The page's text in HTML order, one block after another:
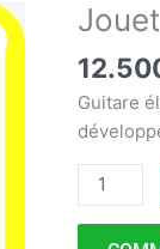
Guitare
quantité
Jouet
Guitare